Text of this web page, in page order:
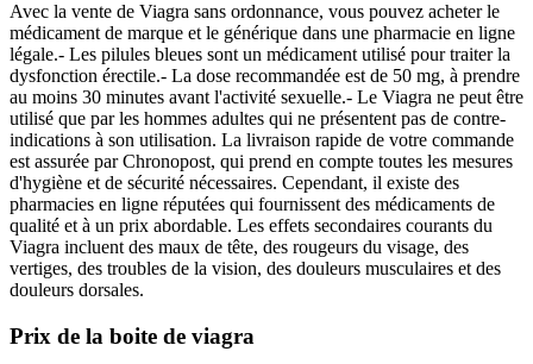
Avec la vente de Viagra sans ordonnance, vous pouvez acheter le
médicament de marque et le générique dans une pharmacie en ligne
légale.- Les pilules bleues sont un médicament utilisé pour traiter la
dysfonction érectile.- La dose recommandée est de 50 mg, à prendre
au moins 30 minutes avant l'activité sexuelle.- Le Viagra ne peut être
utilisé que par les hommes adultes qui ne présentent pas de contre-
indications à son utilisation. La livraison rapide de votre commande
est assurée par Chronopost, qui prend en compte toutes les mesures
d'hygiène et de sécurité nécessaires. Cependant, il existe des
pharmacies en ligne réputées qui fournissent des médicaments de
qualité et à un prix abordable. Les effets secondaires courants du
Viagra incluent des maux de tête, des rougeurs du visage, des
vertiges, des troubles de la vision, des douleurs musculaires et des
douleurs dorsales.
Prix de la boite de viagra